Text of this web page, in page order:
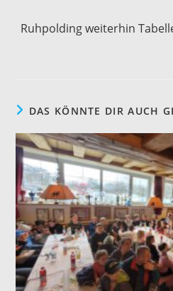
Artikel
ansehen
Ruhpolding weiterhin
DAS KÖNNTE DIR AUCH